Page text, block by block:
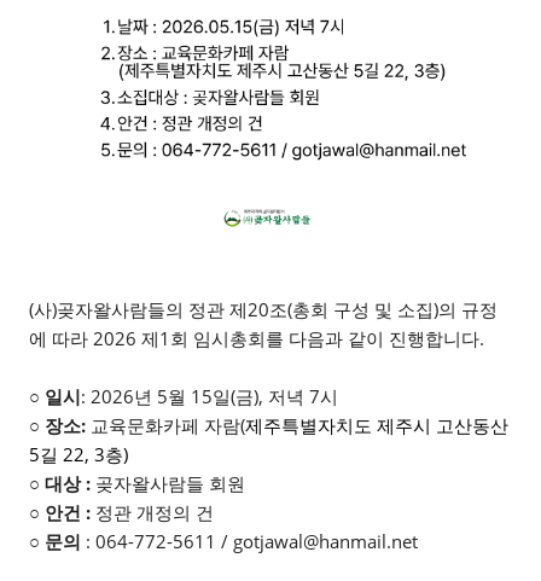
(사)곶자왈사람들의 정관 제20조(총회 구성 및 소집)의 규정
에 따라 2026 제1회 임시총회를 다음과 같이 진행합니다.
○ 일시: 2026년 5월 15일(금), 저녁 7시
○ 장소: 교육문화카페 자람(제주특별자치도 제주시 고산동산
5길 22, 3층)
○ 대상 : 곶자왈사람들 회원
○ 안건 : 정관 개정의 건
○ 문의 : 064-772-5611 / gotjawal@hanmail.net